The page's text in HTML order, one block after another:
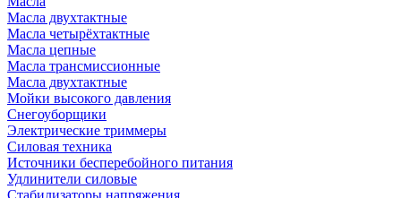
Масла двухтактные
Масла четырёхтактные
Масла цепные
Масла трансмиссионные
Масла двухтактные
Мойки высокого давления
Снегоуборщики
Электрические триммеры
Силовая техника
Источники бесперебойного питания
Удлинители силовые
Стабилизаторы напряжения